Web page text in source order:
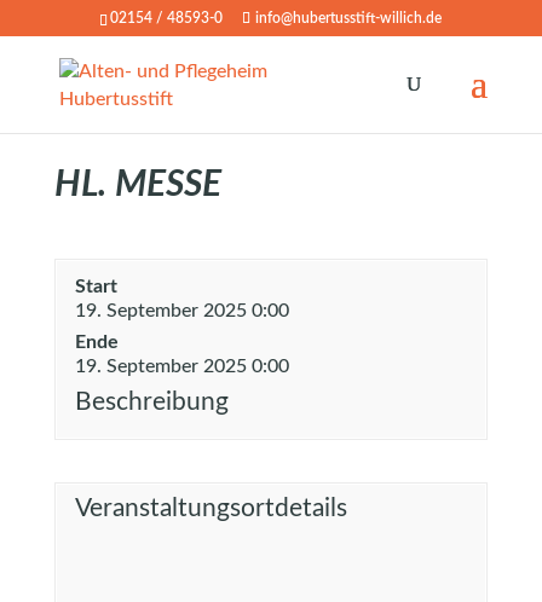
02154 / 48593-0 info@hubertusstift-willich.de
HL. MESSE
Start
19. September 2025 0:00
Ende
19. September 2025 0:00
Beschreibung
Veranstaltungsortdetails